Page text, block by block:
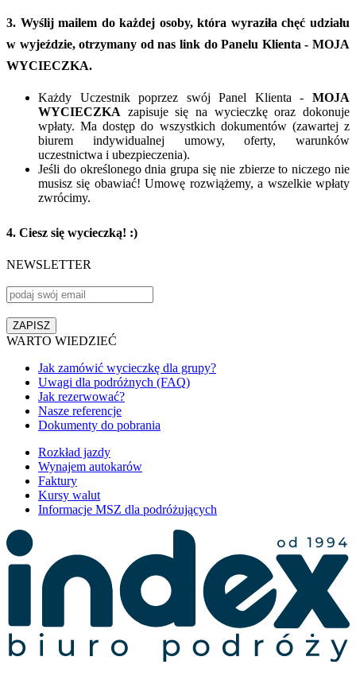
3. Wyślij mailem do każdej osoby, która wyraziła chęć udziału
w wyjeździe, otrzymany od nas link do Panelu Klienta - MOJA
WYCIECZKA.
Każdy Uczestnik poprzez swój Panel Klienta - MOJA
WYCIECZKA zapisuje się na wycieczkę oraz dokonuje
wpłaty. Ma dostęp do wszystkich dokumentów (zawartej z
biurem indywidualnej umowy, oferty, warunków
uczestnictwa i ubezpieczenia).
Jeśli do określonego dnia grupa się nie zbierze to niczego nie
musisz się obawiać! Umowę rozwiążemy, a wszelkie wpłaty
zwrócimy.
4. Ciesz się wycieczką! :)
NEWSLETTER
WARTO WIEDZIEĆ
Jak zamówić wycieczkę dla grupy?
Uwagi dla podróżnych (FAQ)
Jak rezerwować?
Nasze referencje
Dokumenty do pobrania
Rozkład jazdy
Wynajem autokarów
Faktury
Kursy walut
Informacje MSZ dla podróżujących